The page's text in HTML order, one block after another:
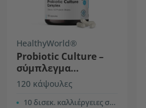
HealthyWorld®
Probiotic Culture –
σύμπλεγμα
προβιοτικών
καλλιεργειών
120 κάψουλες
10 δισεκ. καλλιέργειες σε κάθε κάψουλα